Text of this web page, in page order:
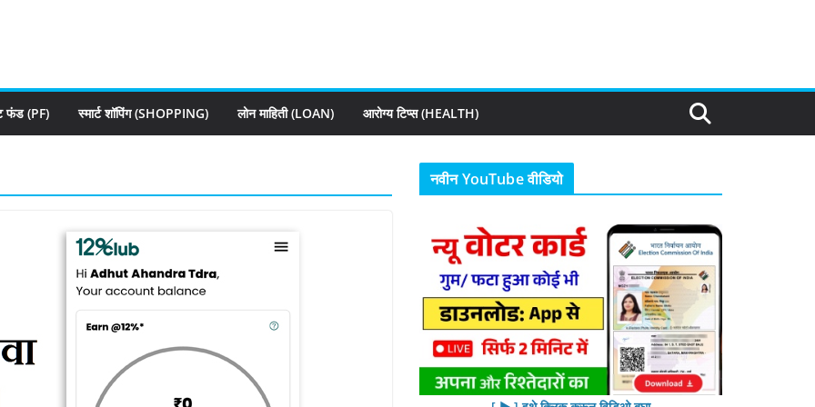
फंड (PF) स्मार्ट शॉपिंग (SHOPPING) लोन माहिती (LOAN) आरोग्य टिप्स (HEALTH)
नवीन YouTube वीडियो